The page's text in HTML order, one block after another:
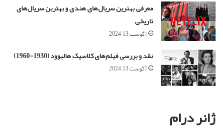
معرفی بهترین سریال‌های هندی و بهترین سریال‌های
تاریخی
آگوست 13, 2024
نقد و بررسی فیلم‌های کلاسیک هالیوود (1930-1960)
آگوست 13, 2024
ژانر درام